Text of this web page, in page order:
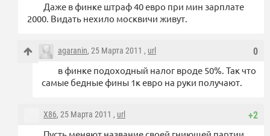
Даже в финке штраф 40 евро при мин зарплате
2000. Видать нехило москвичи живут.
0
agaranin, 25 Марта 2011 , url
в финке подоходный налог вроде 50%. Так что
самые бедные фины 1к евро на руки получают.
+2
X86, 25 Марта 2011 , url